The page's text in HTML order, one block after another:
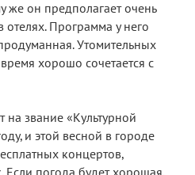
же он предполагает очень
Программа у него
Утомительных
хорошо сочетается с
на звание «Культурной
и этой весной в городе
концертов,